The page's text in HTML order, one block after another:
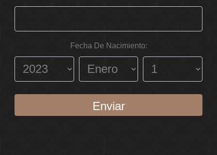
Fecha De Nacimiento:
Enviar